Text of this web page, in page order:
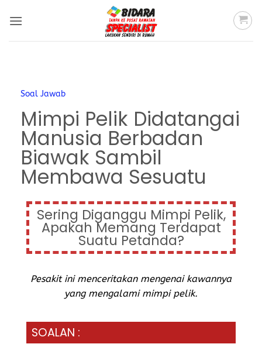
Soal Jawab
Mimpi Pelik Didatangai
Manusia Berbadan
Biawak Sambil
Membawa Sesuatu
Sering Diganggu Mimpi Pelik,
Apakah Memang Terdapat
Suatu Petanda?
Pesakit ini menceritakan mengenai kawannya
yang mengalami mimpi pelik.
SOALAN :